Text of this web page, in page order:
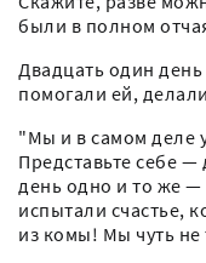
были в полном
Двадцать один
помогали ей,
"Мы и в самом деле
Представьте себе
день одно и то же
испытали счастье,
из комы! Мы чуть не